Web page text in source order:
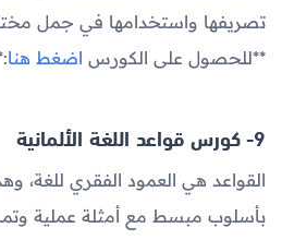
تصريفها واستخدامها في جمل
**للحصول على الكورس اضغط هنا
9- كورس قواعد اللغة الألمانية
القواعد هي العمود الفقري للغة،
بأسلوب مبسط مع أمثلة عملية